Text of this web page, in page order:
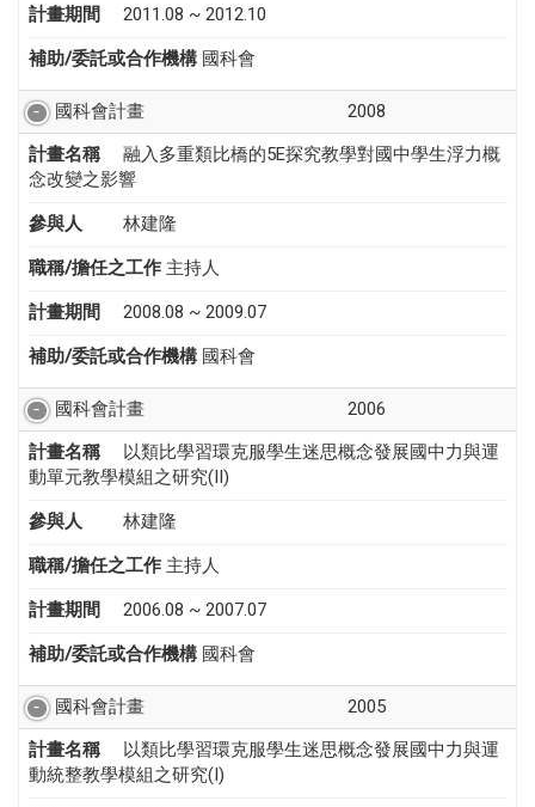
計畫期間 2011.08 ~ 2012.10
補助/委託或合作機構 國科會
國科會計畫
2008
計畫名稱
融入多重類比橋的5E探究教學對國中學生浮力概
念改變之影響
參與人 林建隆
職稱/擔任之工作 主持人
計畫期間 2008.08 ~ 2009.07
補助/委託或合作機構 國科會
國科會計畫
2006
計畫名稱
以類比學習環克服學生迷思概念發展國中力與運
動單元教學模組之研究(II)
參與人 林建隆
職稱/擔任之工作 主持人
計畫期間 2006.08 ~ 2007.07
補助/委託或合作機構 國科會
國科會計畫
2005
計畫名稱
以類比學習環克服學生迷思概念發展國中力與運
動統整教學模組之研究(I)